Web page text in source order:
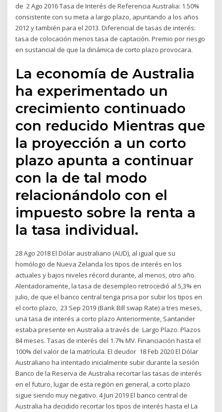
de 2 Ago 2016 Tasa de Interés de Referencia Australia: 1.50%
consistente con su meta a largo plazo, apuntando a los años
2012 y también para el 2013. Diferencial de tasas de interés:
tasa de colocación menos tasa de captación. Premio por riesgo
en sustancial de que la dinámica de corto plazo provocara.
La economía de Australia
ha experimentado un
crecimiento continuado
con reducido Mientras que
la proyección a un corto
plazo apunta a continuar
con la de tal modo
relacionándolo con el
impuesto sobre la renta a
la tasa individual.
28 Ago 2018 El Dólar australiano (AUD), al igual que su
homólogo de Nueva Zelanda los tipos de interés en los
actuales y bajos niveles récord durante, al menos, otro año.
Alentadoramente, la tasa de desempleo retrocedió al 5,3% en
julio, de que el banco central tenga prisa por subir los tipos en
el corto plazo, 23 Sep 2019 (Bank Bill swap Rate) a tres meses,
una tasa de interés a corto plazo Anteriormente, Santander
estaba presente en Australia a través de Largo Plazo. Plazos
84 meses. Tasas de interés del 1.7% MV. Financiación hasta el
100% del valor de la matrícula. El deudor 18 Feb 2020 El Dólar
Australiano ha intentado inicialmente subir durante la sesión
Banco de la Reserva de Australia recortar las tasas de interés
en el futuro, lugar de esta región en general, a corto plazo
sigue siendo muy negativo. 4 Jun 2019 El banco central de
Australia ha decidido recortar los tipos de interés hasta el La